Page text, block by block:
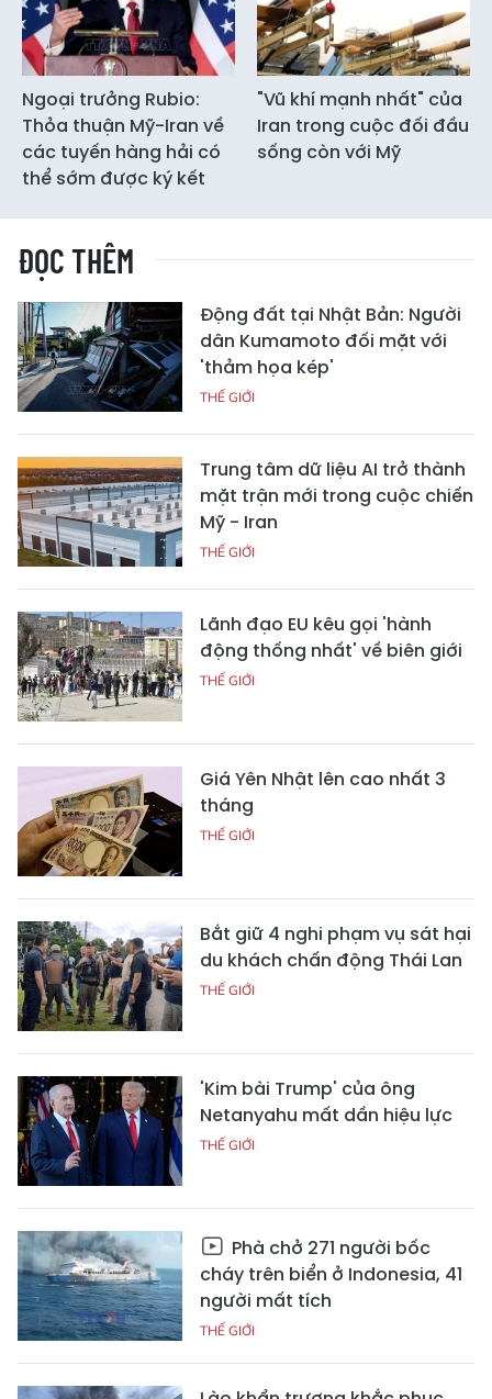
Ngoại trưởng Rubio:
Thỏa thuận Mỹ-Iran về
các tuyến hàng hải có
thể sớm được ký kết
"Vũ khí mạnh nhất" của
Iran trong cuộc đối đầu
sống còn với Mỹ
ĐỌC THÊM
Động đất tại Nhật Bản: Người
dân Kumamoto đối mặt với
'thảm họa kép'
THẾ GIỚI
Trung tâm dữ liệu AI trở thành
mặt trận mới trong cuộc chiến
Mỹ - Iran
THẾ GIỚI
Lãnh đạo EU kêu gọi 'hành
động thống nhất' về biên giới
THẾ GIỚI
Giá Yên Nhật lên cao nhất 3
tháng
THẾ GIỚI
Bắt giữ 4 nghi phạm vụ sát hại
du khách chấn động Thái Lan
THẾ GIỚI
'Kim bài Trump' của ông
Netanyahu mất dần hiệu lực
THẾ GIỚI
Phà chở 271 người bốc
cháy trên biển ở Indonesia, 41
người mất tích
THẾ GIỚI